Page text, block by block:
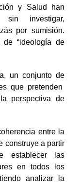
y Salud han
sin investigar,
por sumisión.
“ideología de
un conjunto de
que pretenden
perspectiva de
entre la
construye a partir
establecer las
en todos los
analizar la